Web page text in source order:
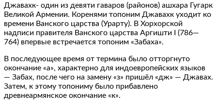
Джавахк- один из девяти гаваров (районов) ашхара Гугарк
Великой Армении. Коренями топоним Джавахк уходит ко
времени Ванского царства (Урарту). В Хорхорской
надписи правителя Ванского царства Аргишти I (786—
764) впервые встречается топоним «Забаха».
В последующее время от термина было отторгнуто
окончание «а», характерно для индоевропейских языков
— Забах, после чего на замену «з» пришёл «дж» — Джавах.
Затем, к этому топониму было прибавлено
древнеармянское окончание «к».